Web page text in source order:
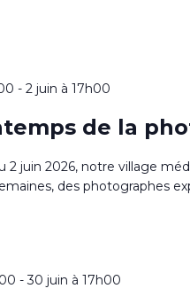
- 2 juin à 17h00
de la
2 juin 2026, notre village
des photographes
-30 juin à 17h00